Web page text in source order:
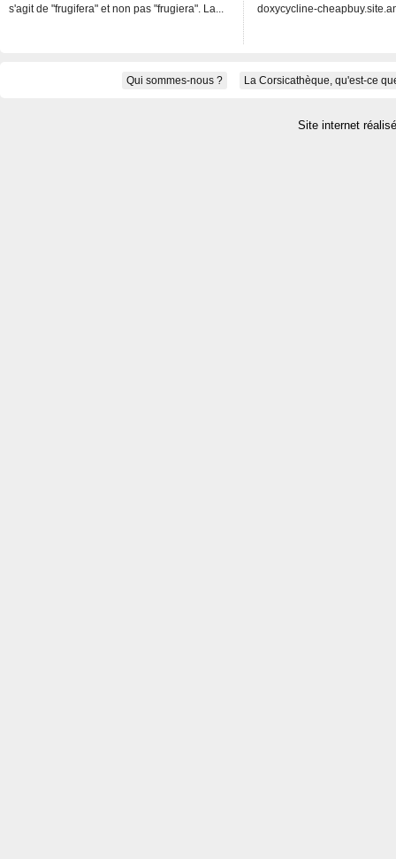
s'agit de "frugifera" et non pas "frugiera". La...
doxycycline-
Qui sommes-nous ? La Corsicathèque, qu'est-ce
Site internet